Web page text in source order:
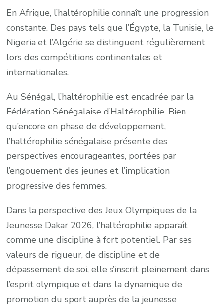
En Afrique, l’haltérophilie connaît une progression
constante. Des pays tels que l’Égypte, la Tunisie, le
Nigeria et l’Algérie se distinguent régulièrement
lors des compétitions continentales et
internationales.
Au Sénégal, l’haltérophilie est encadrée par la
Fédération Sénégalaise d’Haltérophilie. Bien
qu’encore en phase de développement,
l’haltérophilie sénégalaise présente des
perspectives encourageantes, portées par
l’engouement des jeunes et l’implication
progressive des femmes.
Dans la perspective des Jeux Olympiques de la
Jeunesse Dakar 2026, l’haltérophilie apparaît
comme une discipline à fort potentiel. Par ses
valeurs de rigueur, de discipline et de
dépassement de soi, elle s’inscrit pleinement dans
l’esprit olympique et dans la dynamique de
promotion du sport auprès de la jeunesse